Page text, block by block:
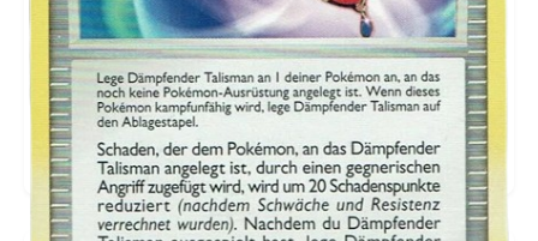
€0,58
Reverse Holo
Preise werden täglich aktualisiert.